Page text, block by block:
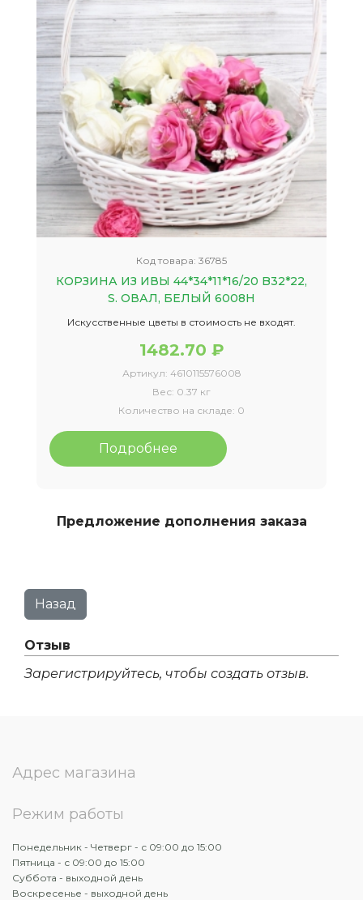
Код товара: 36785
КОРЗИНА ИЗ ИВЫ 44*34*11*16/20 B32*22,
S. ОВАЛ, БЕЛЫЙ 6008Н
Искусственные цветы в стоимость не входят.
1482.70 ₽
Артикул: 4610115576008
Вес: 0.37 кг
Количество на складе: 0
Подробнее
Предложение дополнения заказа
Отзыв
Зарегистрируйтесь, чтобы создать отзыв.
Адрес магазина
Режим работы
Понедельник - Четверг - с 09:00 до 15:00
Пятница - с 09:00 до 15:00
Суббота - выходной день
Воскресенье - выходной день